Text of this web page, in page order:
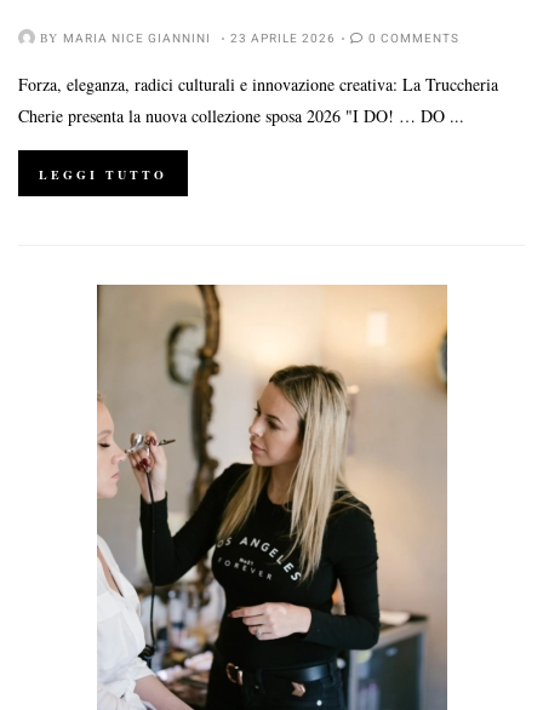
BY MARIA NICE GIANNINI 23 APRILE 2026 0 COMMENTS
Forza, eleganza, radici culturali e innovazione creativa: La Truccheria
Cherie presenta la nuova collezione sposa 2026 "I DO! … DO ...
LEGGI TUTTO